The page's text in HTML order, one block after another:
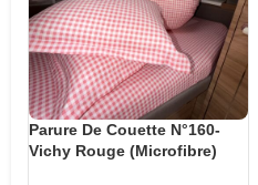
Parure De Couette N°160-
Vichy Rouge (Microfibre)